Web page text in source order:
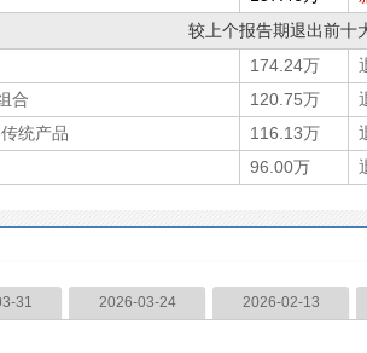
较上个报告期退出前十
174.24万
合
120.75万
统产品
116.13万
96.00万
31 2026-03-24 2026-02-13